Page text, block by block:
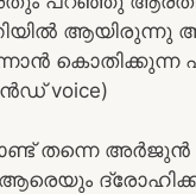
ആയിരുന്നു
voice)
തന്നെ അർജുൻ